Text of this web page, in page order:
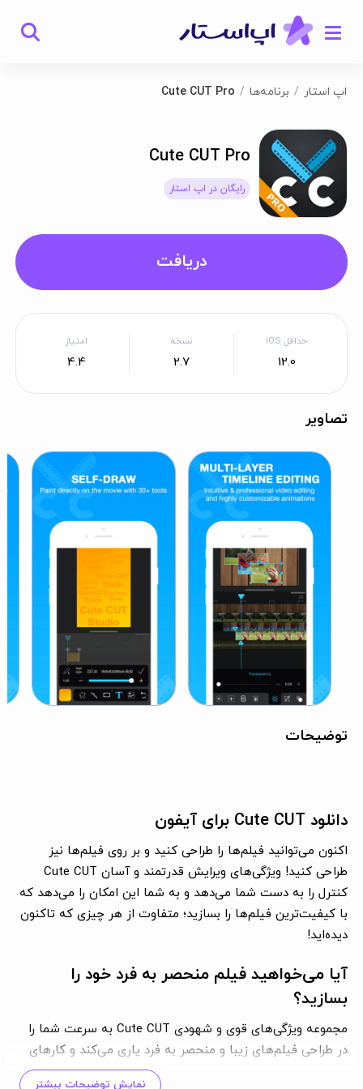
اپ استار برنامه‌ها Cute CUT Pro
Cute CUT Pro
رایگان در اپ استار
دریافت
حداقل iOS
12.0
نسخه
2.7
امتیاز
4.4
تصاویر
توضیحات
دانلود Cute CUT برای آیفون
اکنون می‌توانید فیلم‌ها را طراحی کنید و بر روی فیلم‌ها نیز
طراحی کنید! ویژگی‌های ویرایش قدرتمند و آسان Cute CUT
کنترل را به دست شما می‌دهد و به شما این امکان را می‌دهد که
با کیفیت‌ترین فیلم‌ها را بسازید؛ متفاوت از هر چیزی که تاکنون
دیده‌اید!
آیا می‌خواهید فیلم منحصر به فرد خود را
بسازید؟
مجموعه ویژگی‌های قوی و شهودی Cute CUT به سرعت شما را
در طراحی فیلم‌های زیبا و منحصر به فرد یاری می‌کند و کارهای
نمایش توضیحات بیشتر